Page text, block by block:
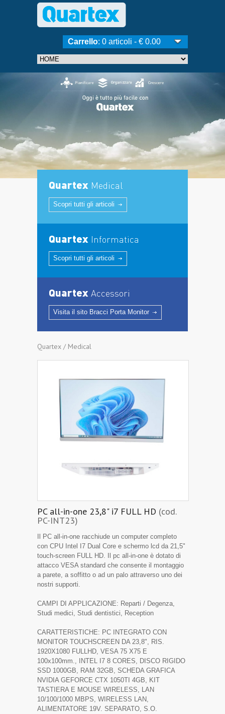
Carrello: 0 articoli - € 0.00
Quartex Medical
Scopri tutti gli articoli
Quartex Informatica
Scopri tutti gli articoli
Quartex Accessori
Visita il sito Bracci Porta Monitor
Quartex / Medical
PC all-in-one 23,8" i7 FULL HD (cod.
PC-INT23)
Il PC all-in-one racchiude un computer completo
con CPU Intel I7 Dual Core e schermo lcd da 21,5"
touch-screen FULL HD. Il pc all-in-one è dotato di
attacco VESA standard che consente il montaggio
a parete, a soffitto o ad un palo attraverso uno dei
nostri supporti.
CAMPI DI APPLICAZIONE: Reparti / Degenza,
Studi medici, Studi dentistici, Reception
CARATTERISTICHE: PC INTEGRATO CON
MONITOR TOUCHSCREEN DA 23,8", RIS.
1920X1080 FULLHD, VESA 75 X75 E
100x100mm., INTEL I7 8 CORES, DISCO RIGIDO
SSD 1000GB, RAM 32GB, SCHEDA GRAFICA
NVIDIA GEFORCE CTX 1050TI 4GB, KIT
TASTIERA E MOUSE WIRELESS, LAN
10/100/1000 MBPS, WIRELESS LAN,
ALIMENTATORE 19V. SEPARATO, S.O.